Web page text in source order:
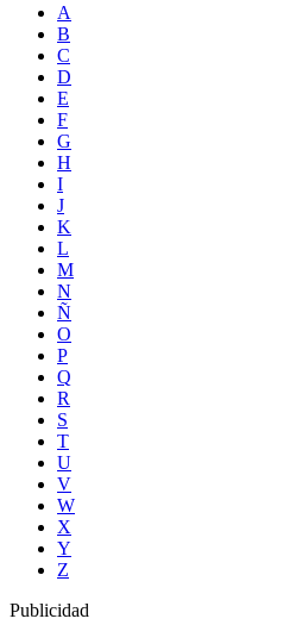
A
B
C
D
E
F
G
H
I
J
K
L
M
N
Ñ
O
P
Q
R
S
T
U
V
W
X
Y
Z
Publicidad